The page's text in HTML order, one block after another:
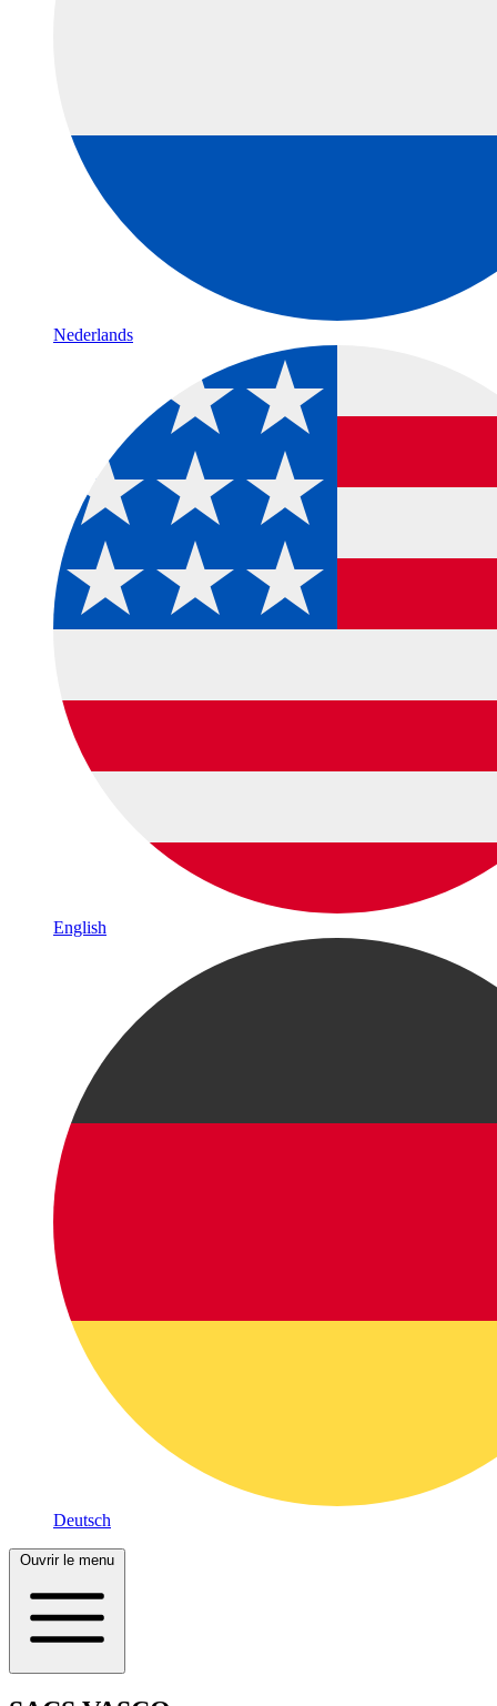
Nederlands
English
Deutsch
Ouvrir le menu